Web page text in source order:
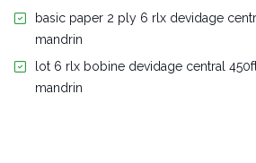
basic paper 2 ply 6 rlx devidage
mandrin
lot 6 rlx bobine devidage central
mandrin